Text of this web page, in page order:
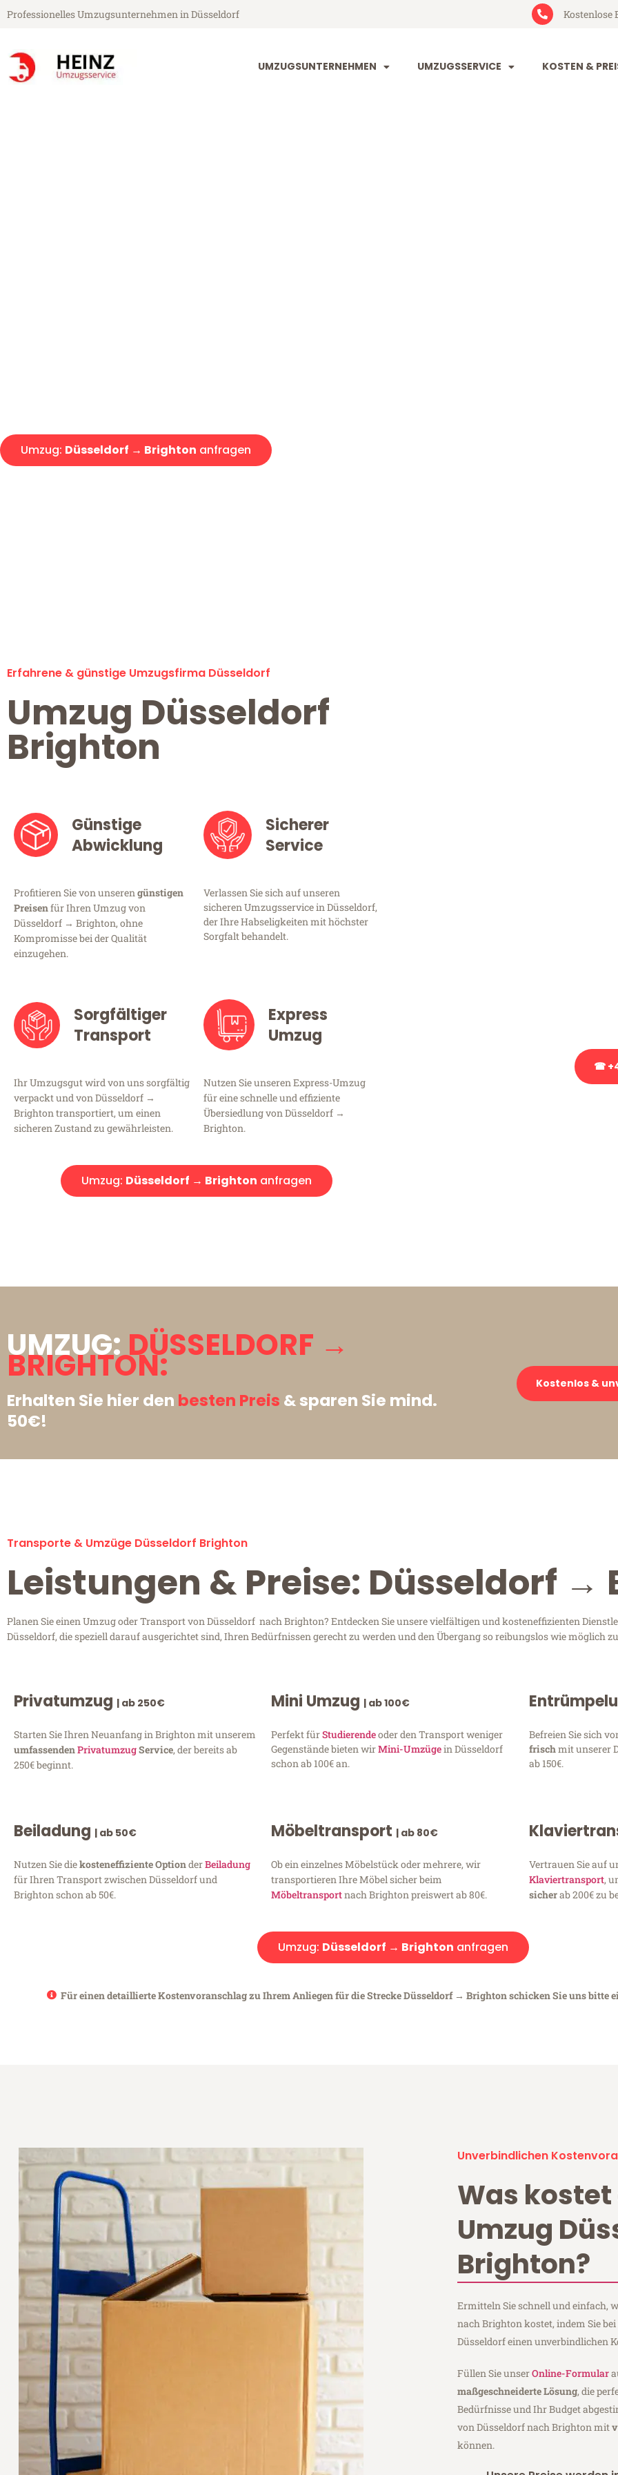
Professionelles Umzugsunternehmen in Düsseldorf Kostenlose
UMZUGSUNTERNEHMEN UMZUGSSERVICE KOSTEN &
Umzug: Düsseldorf → Brighton anfragen
Erfahrene & günstige Umzugsfirma Düsseldorf
Umzug Düsseldorf
Brighton
Günstige
Abwicklung
Profitieren Sie von unserengünstigen
Preisenfür Ihren Umzug von
Düsseldorf → Brighton, ohne
Kompromisse bei der Qualität
einzugehen.
Sicherer
Service
Verlassen Sie sich auf unseren
sicheren Umzugsservice in Düsseldorf,
der Ihre Habseligkeiten mit höchster
Sorgfalt behandelt.
Sorgfältiger
Transport
Ihr Umzugsgut wird von uns sorgfältig
verpackt und von Düsseldorf →
Brighton transportiert, um einen
sicheren Zustand zu gewährleisten.
Express
Umzug
Nutzen Sie unseren Express-Umzug
für eine schnelle und effiziente
Übersiedlung von Düsseldorf →
Brighton.
Umzug: Düsseldorf → Brighton anfragen
☎
UMZUG:DÜSSELDORF →
BRIGHTON:
Erhalten Sie hier den besten Preis & sparen Sie mind.
50€!
Kostenlos &
Transporte & Umzüge Düsseldorf Brighton
Leistungen & Preise: Düsseldorf →
Planen Sie einen Umzug oder Transport von Düsseldorf nach Brighton? Entdecken Sie unsere vielfältigen und kosteneffizienten
Düsseldorf, die speziell darauf ausgerichtet sind, Ihren Bedürfnissen gerecht zu werden und den Übergang so reibungslos wie möglich
Privatumzug | ab 250€
Starten Sie Ihren Neuanfang in Brighton mit unserem
umfassendenPrivatumzugService, der bereits ab
250€ beginnt.
Mini Umzug | ab 100€
Perfekt fürStudierendeoder den Transport weniger
Gegenstände bieten wirMini-Umzügein Düsseldorf
schon ab 100€ an.
Befreien Sie sich
frischmit unserer
ab 150€.
Beiladung | ab 50€
Nutzen Sie diekosteneffiziente OptionderBeiladung
für Ihren Transport zwischen Düsseldorf und
Brighton schon ab 50€.
Möbeltransport | ab 80€
Ob ein einzelnes Möbelstück oder mehrere, wir
transportieren Ihre Möbel sicher beim
Möbeltransportnach Brighton preiswert ab 80€.
Vertrauen Sie auf
Klaviertransport,
sicherab 200€ zu
Umzug: Düsseldorf → Brighton anfragen
Für einen detaillierte Kostenvoranschlag zu Ihrem Anliegen für die Strecke Düsseldorf → Brighton schicken Sie uns bitte
Unverbindlichen
Was kostet
Umzug
Brighton?
Ermitteln Sie schnell und einfach,
nach Brighton kostet, indem Sie
Düsseldorf einen unverbindlichen
Füllen Sie unserOnline-Formular
maßgeschneiderte Lösung, die
Bedürfnisse und Ihr Budget
von Düsseldorf nach Brighton mit
können.